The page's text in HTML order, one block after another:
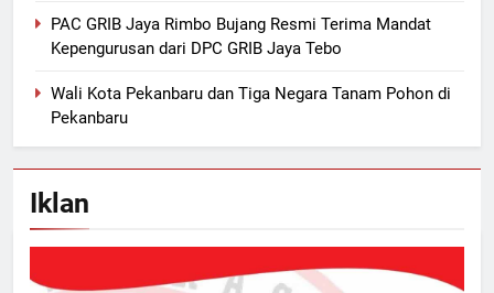
PAC GRIB Jaya Rimbo Bujang Resmi Terima Mandat
Kepengurusan dari DPC GRIB Jaya Tebo
Wali Kota Pekanbaru dan Tiga Negara Tanam Pohon di
Pekanbaru
Iklan